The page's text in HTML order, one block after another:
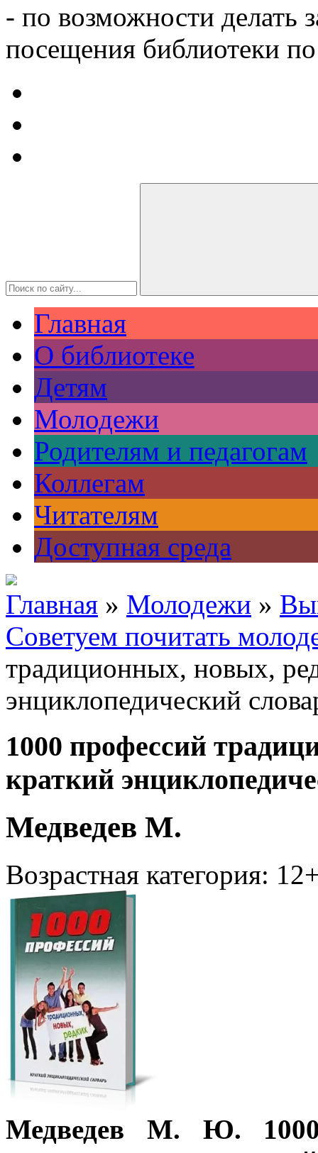
- по возможности делать
посещения библиотеки
Главная
О библиотеке
Детям
Молодежи
Родителям и педагогам
Коллегам
Читателям
Доступная среда
Главная » Молодежи »
Советуем почитать
традиционных, новых,
энциклопедический
1000 профессий
краткий
Медведев М.
Возрастная категория:
Медведев М. Ю. 1000